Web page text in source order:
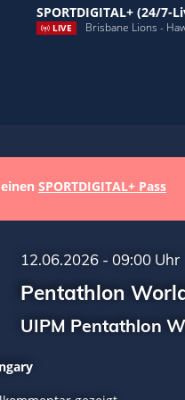
SPORTDIGITAL+ (24/7-
LIVE Brisbane Lions -
SPORTDIGITAL+ Pass
12.06.2026 - 09:00 Uhr
Pentathlon
UIPM Pentathlon